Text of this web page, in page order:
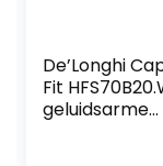
De’Longhi
Fit
geluidsarme